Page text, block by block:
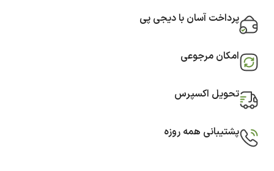
پرداخت آسان با دیجی پی
امکان مرجوعی
تحویل اکسپرس
پشتیبانی همه روزه